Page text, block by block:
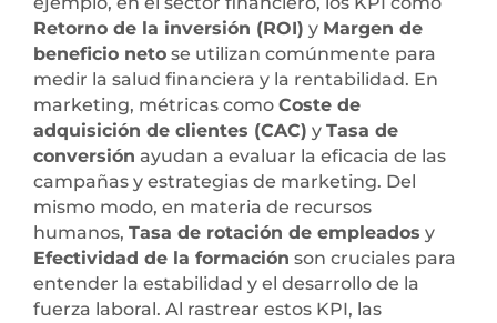
Retorno de la inversión (ROI) y Margen de
beneficio neto se utilizan comúnmente para
medir la salud financiera y la rentabilidad. En
marketing, métricas como Coste de
adquisición de clientes (CAC) y Tasa de
conversión ayudan a evaluar la eficacia de las
campañas y estrategias de marketing. Del
mismo modo, en materia de recursos
humanos, Tasa de rotación de empleados y
Efectividad de la formación son cruciales para
entender la estabilidad y el desarrollo de la
fuerza laboral. Al rastrear estos KPI, las